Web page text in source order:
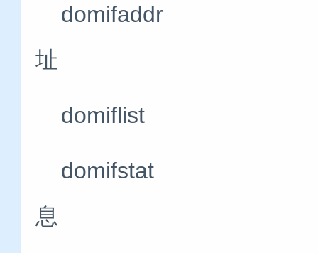
domifaddr #获
址
domiflist #列
domifstat #获
息